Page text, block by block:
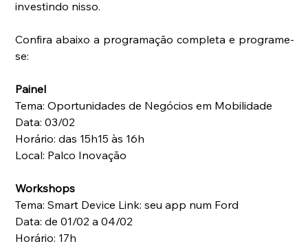
investindo nisso.
Confira abaixo a programação completa e programe-
se:
Painel
Tema: Oportunidades de Negócios em Mobilidade
Data: 03/02
Horário: das 15h15 às 16h
Local: Palco Inovação
Workshops
Tema: Smart Device Link: seu app num Ford
Data: de 01/02 a 04/02
Horário: 17h